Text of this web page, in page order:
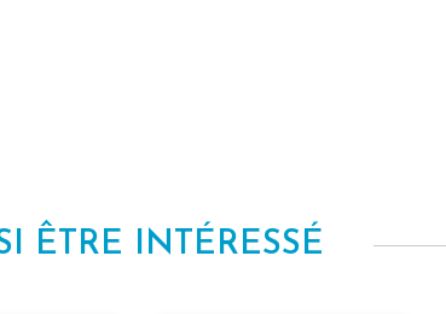
ÊTRE INTÉRESSÉ